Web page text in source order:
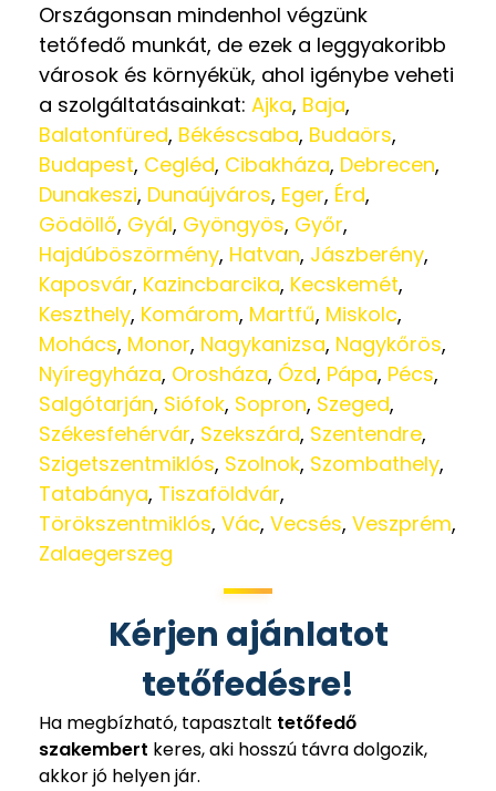
Országonsan mindenhol végzünk
tetőfedő munkát, de ezek a leggyakoribb
városok és környékük, ahol igénybe veheti
a szolgáltatásainkat: Ajka, Baja,
Balatonfüred, Békéscsaba, Budaörs,
Budapest, Cegléd, Cibakháza, Debrecen,
Dunakeszi, Dunaújváros, Eger, Érd,
Gödöllő, Gyál, Gyöngyös, Győr,
Hajdúböszörmény, Hatvan, Jászberény,
Kaposvár, Kazincbarcika, Kecskemét,
Keszthely, Komárom, Martfű, Miskolc,
Mohács, Monor, Nagykanizsa, Nagykőrös,
Nyíregyháza, Orosháza, Ózd, Pápa, Pécs,
Salgótarján, Siófok, Sopron, Szeged,
Székesfehérvár, Szekszárd, Szentendre,
Szigetszentmiklós, Szolnok, Szombathely,
Tatabánya, Tiszaföldvár,
Törökszentmiklós, Vác, Vecsés, Veszprém,
Zalaegerszeg
Kérjen ajánlatot
tetőfedésre!
Ha megbízható, tapasztalt tetőfedő
szakembert keres, aki hosszú távra dolgozik,
akkor jó helyen jár.